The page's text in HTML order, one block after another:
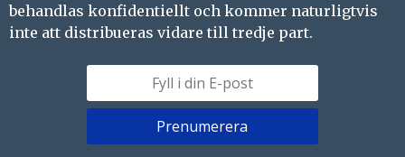
behandlas konfidentiellt och kommer naturligtvis
inte att distribueras vidare till tredje part.